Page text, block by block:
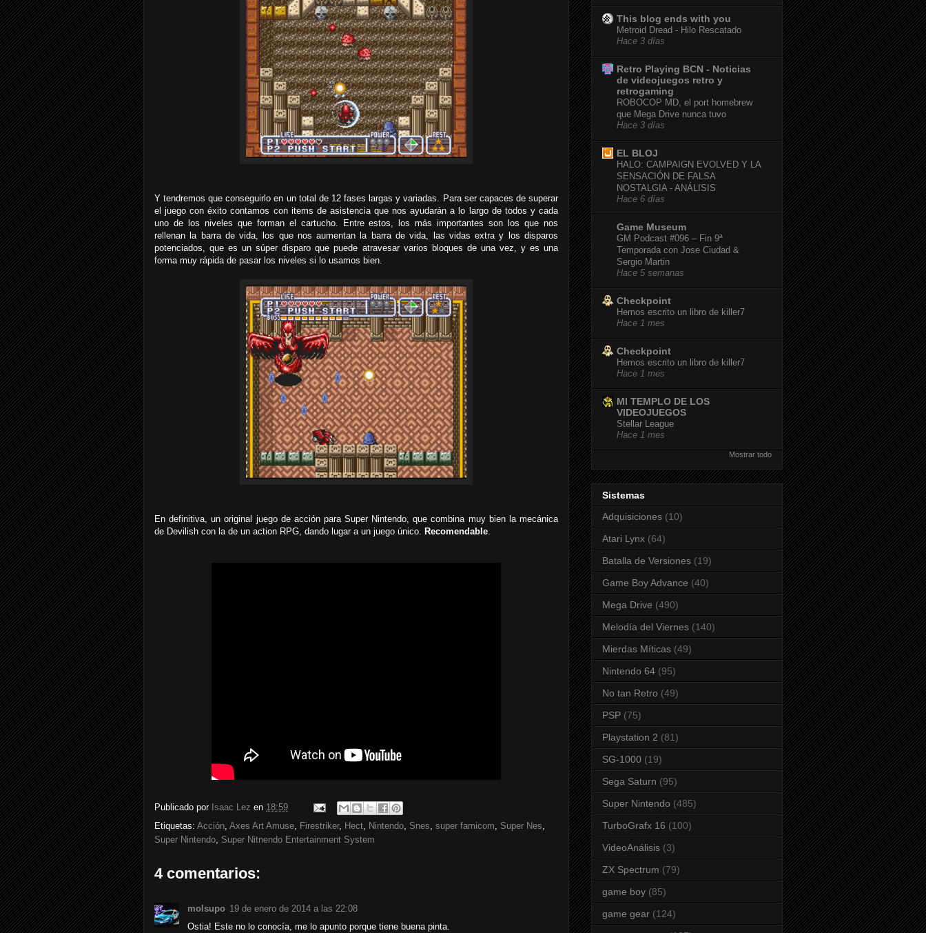
Y tendremos que conseguirlo en un total de 12 fases largas y variadas. Para ser capaces de superar
el juego con éxito contamos con items de asistencia que nos ayudarán a lo largo de todos y cada
uno de los niveles que forman el cartucho. Entre estos, los más importantes son los que nos
rellenan la barra de vida, los que nos aumentan la barra de vida, las vidas extra y los disparos
potenciados, que es un súper disparo que puede atravesar varios bloques de una vez, y es una
forma muy rápida de pasar los niveles si lo usamos bien.
En definitiva, un original juego de acción para Super Nintendo, que combina muy bien la mecánica
de Devilish con la de un action RPG, dando lugar a un juego único. Recomendable.
Publicado por Isaac Lez en 18:59
Etiquetas: Acción, Axes Art Amuse, Firestriker, Hect, Nintendo, Snes, super famicom, Super Nes,
Super Nintendo, Super Nitnendo Entertainment System
4 comentarios:
molsupo 19 de enero de 2014 a las 22:08
Ostia! Este no lo conocía, me lo apunto porque tiene buena pinta.
This blog ends with you
Metroid Dread - Hilo Rescatado
Hace 3 días
Retro Playing BCN - Noticias
de videojuegos retro y
retrogaming
ROBOCOP MD, el port homebrew
que Mega Drive nunca tuvo
Hace 3 días
EL BLOJ
HALO: CAMPAIGN EVOLVED Y LA
SENSACIÓN DE FALSA
NOSTALGIA - ANÁLISIS
Hace 6 días
Game Museum
GM Podcast #096 – Fin 9ª
Temporada con Jose Ciudad &
Sergio Martin
Hace 5 semanas
Checkpoint
Hemos escrito un libro de killer7
Hace 1 mes
Checkpoint
Hemos escrito un libro de killer7
Hace 1 mes
MI TEMPLO DE LOS
VIDEOJUEGOS
Stellar League
Hace 1 mes
Mostrar todo
Sistemas
Adquisiciones (10)
Atari Lynx (64)
Batalla de Versiones (19)
Game Boy Advance (40)
Mega Drive (490)
Melodía del Viernes (140)
Mierdas Míticas (49)
Nintendo 64 (95)
No tan Retro (49)
PSP (75)
Playstation 2 (81)
SG-1000 (19)
Sega Saturn (95)
Super Nintendo (485)
TurboGrafx 16 (100)
VideoAnálisis (3)
ZX Spectrum (79)
game boy (85)
game gear (124)